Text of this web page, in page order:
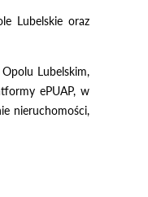
Lubelskie oraz
Lubelskim,
ePUAP, w
nieruchomości,